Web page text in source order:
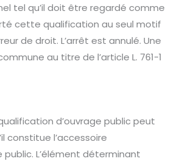
tel qu’il doit être regardé comme
cette qualification au seul motif
de droit. L’arrêt est annulé. Une
au titre de l’article L. 761-1
d’ouvrage public peut
constitue l’accessoire
public. L’élément déterminant